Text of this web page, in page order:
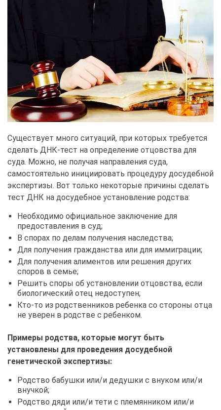
Существует много ситуаций, при которых требуется
сделать ДНК-тест на определение отцовства для
суда. Можно, не получая направления суда,
самостоятельно инициировать процедуру досудебной
экспертизы. Вот только некоторые причины сделать
тест ДНК на досудебное установление родства:
Необходимо официальное заключение для
предоставления в суд;
В спорах по делам получения наследства;
Для получения гражданства или для иммиграции;
Для получения алиментов или решения других
споров в семье;
Решить споры об установлении отцовства, если
биологический отец недоступен;
Кто-то из родственников ребенка со стороны отца
не уверен в родстве с ребенком.
Примеры родства, которые могут быть
установлены для проведения досудебной
генетической экспертизы:
Родство бабушки или/и дедушки с внуком или/и
внучкой;
Родство дяди или/и тети с племянником или/и